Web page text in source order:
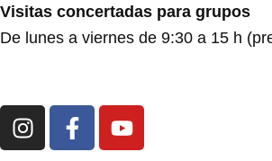
Visitas concertadas para grupos
De lunes a viernes de 9:30 a 15 h
I
n
F
a
Y
o